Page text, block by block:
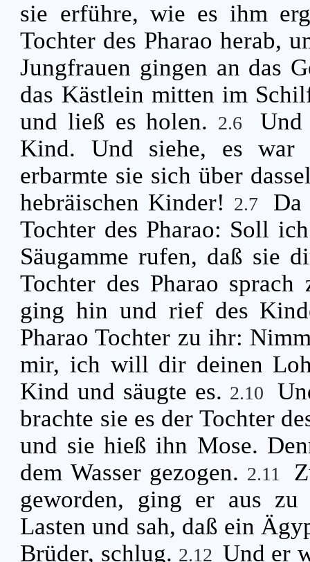
sie erführe, wie es ihm
Tochter des Pharao herab,
Jungfrauen gingen an das
das Kästlein mitten im
und ließ es holen. 2.6
Und
Kind. Und siehe, es war
erbarmte sie sich über
hebräischen Kinder! 2.7
Da
Tochter des Pharao: Soll
Säugamme rufen, daß sie
Tochter des Pharao
ging hin und rief des
Pharao Tochter zu ihr:
mir, ich will dir deinen
Kind und säugte es. 2.10
brachte sie es der Tochter
und sie hieß ihn Mose.
dem Wasser gezogen. 2.11
geworden, ging er aus
Lasten und sah, daß ein
Brüder, schlug. 2.12 Und er